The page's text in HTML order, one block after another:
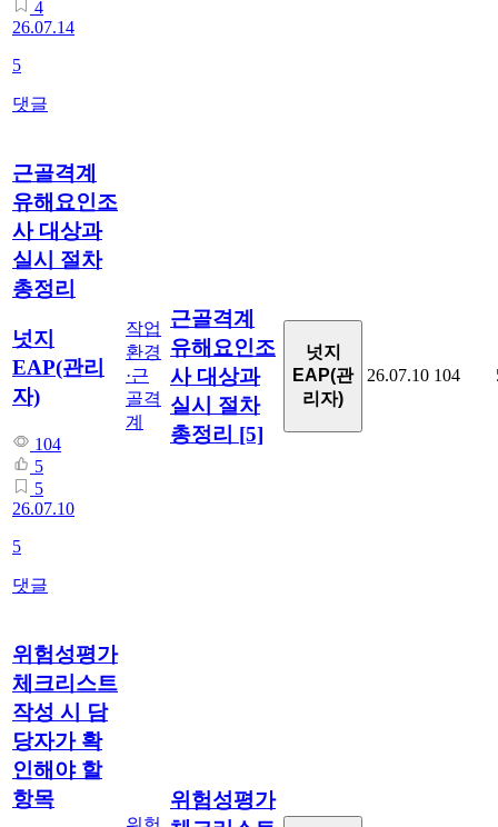
4
26.07.14
5
댓글
근골격계
유해요인조
사 대상과
실시 절차
총정리
넛지
EAP(관리
자)
104
5
5
26.07.10
5
댓글
작업
환경
·근
골격
계
근골격계
유해요인조
사 대상과
실시 절차
총정리 [5]
넛지
EAP(관
리자)
26.07.10 104
위험성평가
체크리스트
작성 시 담
당자가 확
인해야 할
항목
위험성평가